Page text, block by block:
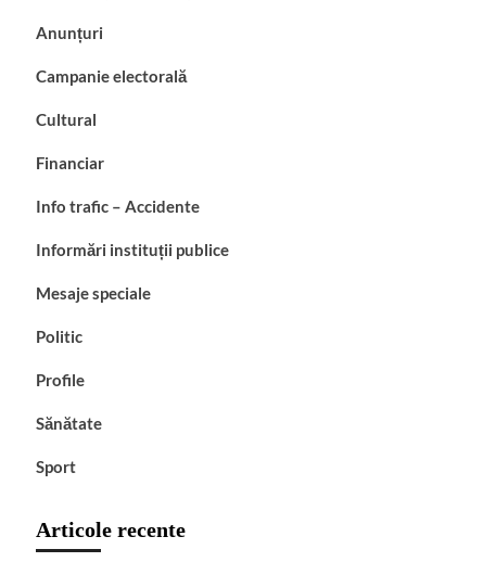
Anunțuri
Campanie electorală
Cultural
Financiar
Info trafic – Accidente
Informări instituții publice
Mesaje speciale
Politic
Profile
Sănătate
Sport
Articole recente